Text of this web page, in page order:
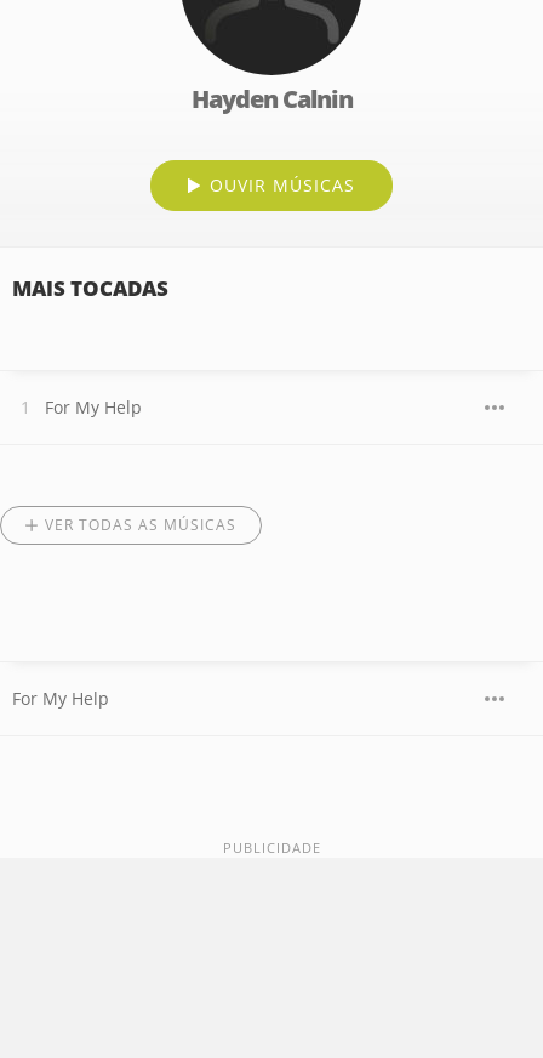
Hayden Calnin
OUVIR MÚSICAS
MAIS TOCADAS
For My Help
VER TODAS AS MÚSICAS
For My Help